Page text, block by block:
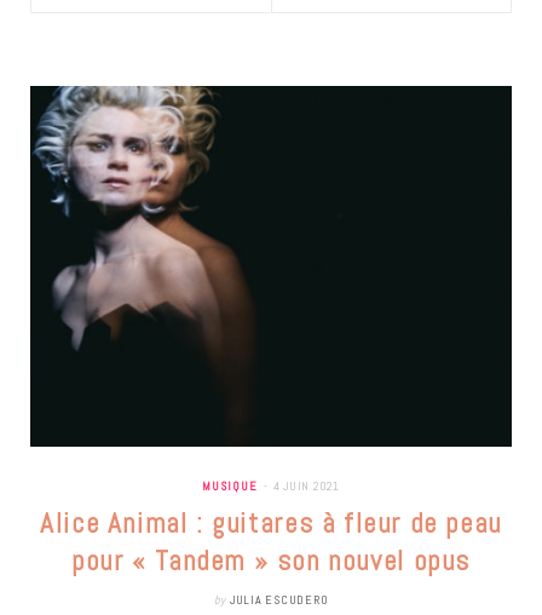
MUSIQUE 4 JUIN 2021
Alice Animal : guitares à fleur de peau
pour « Tandem » son nouvel opus
by JULIA ESCUDERO